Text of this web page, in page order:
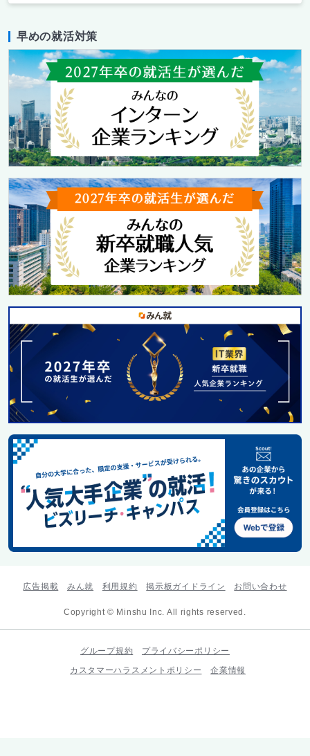
早めの就活対策
広告掲載 みん就 利用規約 掲示板ガイドライン お問い合わせ
Copyright © Minshu Inc. All rights reserved.
グループ規約
プライバシーポリシー
カスタマーハラスメントポリシー
企業情報